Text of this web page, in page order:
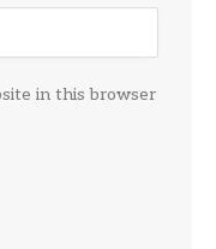
in this browser